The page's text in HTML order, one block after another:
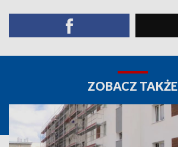
ZOBACZ TAKŻE